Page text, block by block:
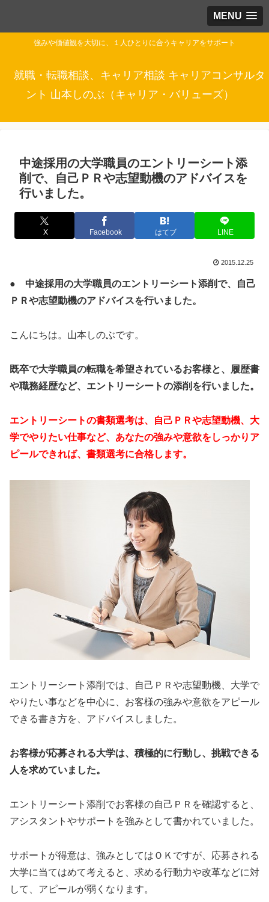
MENU
強みや価値観を大切に、１人ひとりに合うキャリアをサポート
就職・転職相談、キャリア相談 キャリアコンサルタ
ント 山本しのぶ（キャリア・バリューズ）
中途採用の大学職員のエントリーシート添
削で、自己ＰＲや志望動機のアドバイスを
行いました。
X Facebook はてブ LINE
2015.12.25
● 中途採用の大学職員のエントリーシート添削で、自己
ＰＲや志望動機のアドバイスを行いました。
こんにちは。山本しのぶです。
既卒で大学職員の転職を希望されているお客様と、履歴書
や職務経歴など、エントリーシートの添削を行いました。
エントリーシートの書類選考は、自己ＰＲや志望動機、大
学でやりたい仕事など、あなたの強みや意欲をしっかりア
ピールできれば、書類選考に合格します。
エントリーシート添削では、自己ＰＲや志望動機、大学で
やりたい事などを中心に、お客様の強みや意欲をアピール
できる書き方を、アドバイスしました。
お客様が応募される大学は、積極的に行動し、挑戦できる
人を求めていました。
エントリーシート添削でお客様の自己ＰＲを確認すると、
アシスタントやサポートを強みとして書かれていました。
サポートが得意は、強みとしてはＯＫですが、応募される
大学に当てはめて考えると、求める行動力や改革などに対
して、アピールが弱くなります。